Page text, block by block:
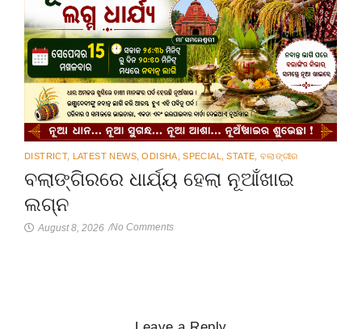
DISTRICT, LATEST NEWS ODISHA SPECIAL STATE ବଲାଙ୍ଗୀର
ବଲାଙ୍ଗିରରେ ଧାର୍ଯ୍ୟ ହେଲା ନୂଆଁଖାଇ
ଲଗ୍ନ
August 8, 2026 /No Comments